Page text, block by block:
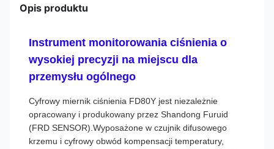
Opis produktu
Instrument monitorowania ciśnienia o
wysokiej precyzji na miejscu dla
przemysłu ogólnego
Cyfrowy miernik ciśnienia FD80Y jest niezależnie
opracowany i produkowany przez Shandong Furuid
(FRD SENSOR).Wyposażone w czujnik difusowego
krzemu i cyfrowy obwód kompensacji temperatury,